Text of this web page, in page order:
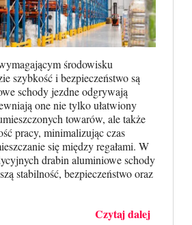
środowisku
szybkość i bezpieczeństwo są
schody jezdne odgrywają
one nie tylko ułatwiony
towarów, ale także
pracy, minimalizując czas
się między regałami. W
drabin aluminiowe schody
stabilność, bezpieczeństwo oraz
Czytaj dalej